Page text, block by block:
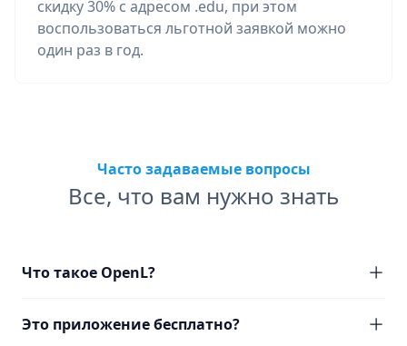
скидку 30% с адресом .edu, при этом
воспользоваться льготной заявкой можно
один раз в год.
Часто задаваемые вопросы
Все, что вам нужно знать
Что такое OpenL?
Это приложение бесплатно?